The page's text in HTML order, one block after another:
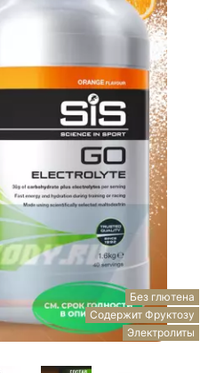
Без глютена
Содержит Фруктозу
Электролиты